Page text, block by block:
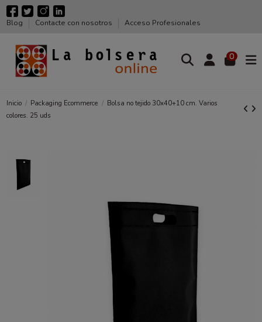
Blog Contacte con nosotros Acceso Profesionales
0
Inicio Packaging Ecommerce
Bolsa no tejido 30x40+10 cm. Varios
colores. 25 uds